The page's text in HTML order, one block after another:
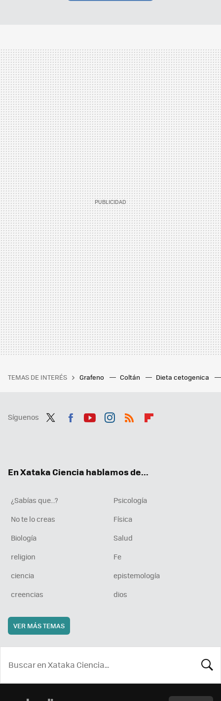
TEMAS DE INTERÉS Grafeno Coltán Dieta cetogenica
Síguenos
En Xataka Ciencia hablamos de...
¿Sabías que...?
Psicología
No te lo creas
Física
Biología
Salud
religion
Fe
ciencia
epistemología
creencias
dios
VER MÁS TEMAS